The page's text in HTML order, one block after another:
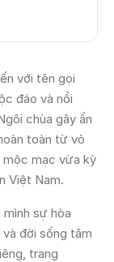
với tên gọi
đáo và nổi
chùa gây ấn
toàn từ vỏ
mộc mạc vừa kỳ
Việt Nam.
sự hòa
đời sống tâm
trang